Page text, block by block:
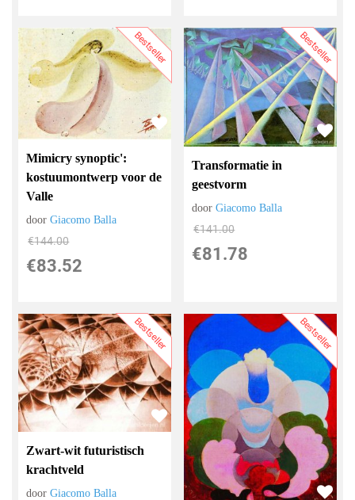
Bestseller
Mimicry synoptic':
kostuumontwerp voor de
Valle
doorGiacomo Balla
€144.00
€83.52
Bestseller
Transformatie in
geestvorm
doorGiacomo Balla
€141.00
€81.78
Bestseller
Zwart-wit futuristisch
krachtveld
doorGiacomo Balla
Bestseller